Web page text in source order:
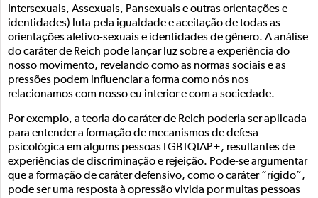
Intersexuais, Assexuais, Pansexuais e outras orientações e
identidades) luta pela igualdade e aceitação de todas as
orientações afetivo-sexuais e identidades de gênero. A análise
do caráter de Reich pode lançar luz sobre a experiência do
nosso movimento, revelando como as normas sociais e as
pressões podem influenciar a forma como nós nos
relacionamos com nosso eu interior e com a sociedade.
Por exemplo, a teoria do caráter de Reich poderia ser aplicada
para entender a formação de mecanismos de defesa
psicológica em algums pessoas LGBTQIAP+, resultantes de
experiências de discriminação e rejeição. Pode-se argumentar
que a formação de caráter defensivo, como o caráter “rígido”,
pode ser uma resposta à opressão vivida por muitas pessoas